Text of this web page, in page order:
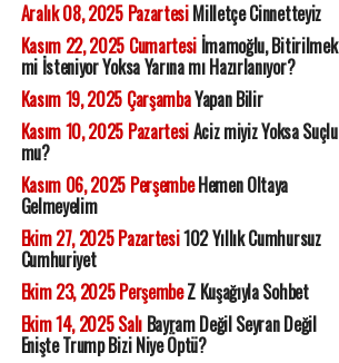
Aralık 08, 2025 PazartesiMilletçe Cinnetteyiz
Kasım 22, 2025 Cumartesiİmamoğlu, Bitirilmek
mi İsteniyor Yoksa Yarına mı Hazırlanıyor?
Kasım 19, 2025 ÇarşambaYapan Bilir
Kasım 10, 2025 PazartesiAciz miyiz Yoksa Suçlu
mu?
Kasım 06, 2025 PerşembeHemen Oltaya
Gelmeyelim
Ekim 27, 2025 Pazartesi102 Yıllık Cumhursuz
Cumhuriyet
Ekim 23, 2025 PerşembeZ Kuşağıyla Sohbet
Ekim 14, 2025 SalıBayram Değil Seyran Değil
Enişte Trump Bizi Niye Öptü?